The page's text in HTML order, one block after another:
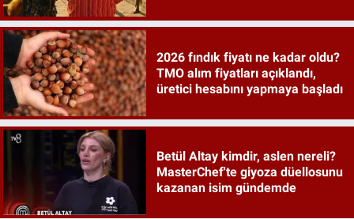
2026 fındık fiyatı ne kadar oldu?
TMO alım fiyatları açıklandı,
üretici hesabını yapmaya başladı
Betül Altay kimdir, aslen nereli?
MasterChef'te giyoza düellosunu
kazanan isim gündemde